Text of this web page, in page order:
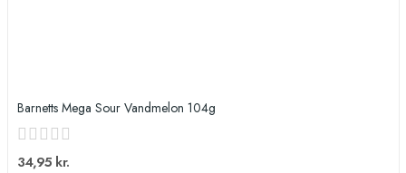
Barnetts Mega Sour Vandmelon 104g
34,95 kr.